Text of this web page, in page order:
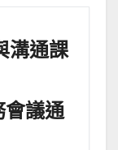
溝通課
會議通